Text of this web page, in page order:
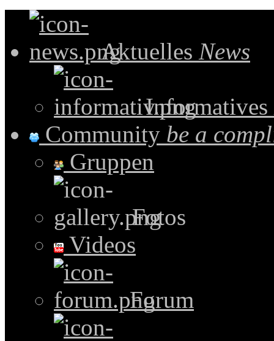
Aktuelles News
Informatives
Community be a
Gruppen
Fotos
Videos
Forum